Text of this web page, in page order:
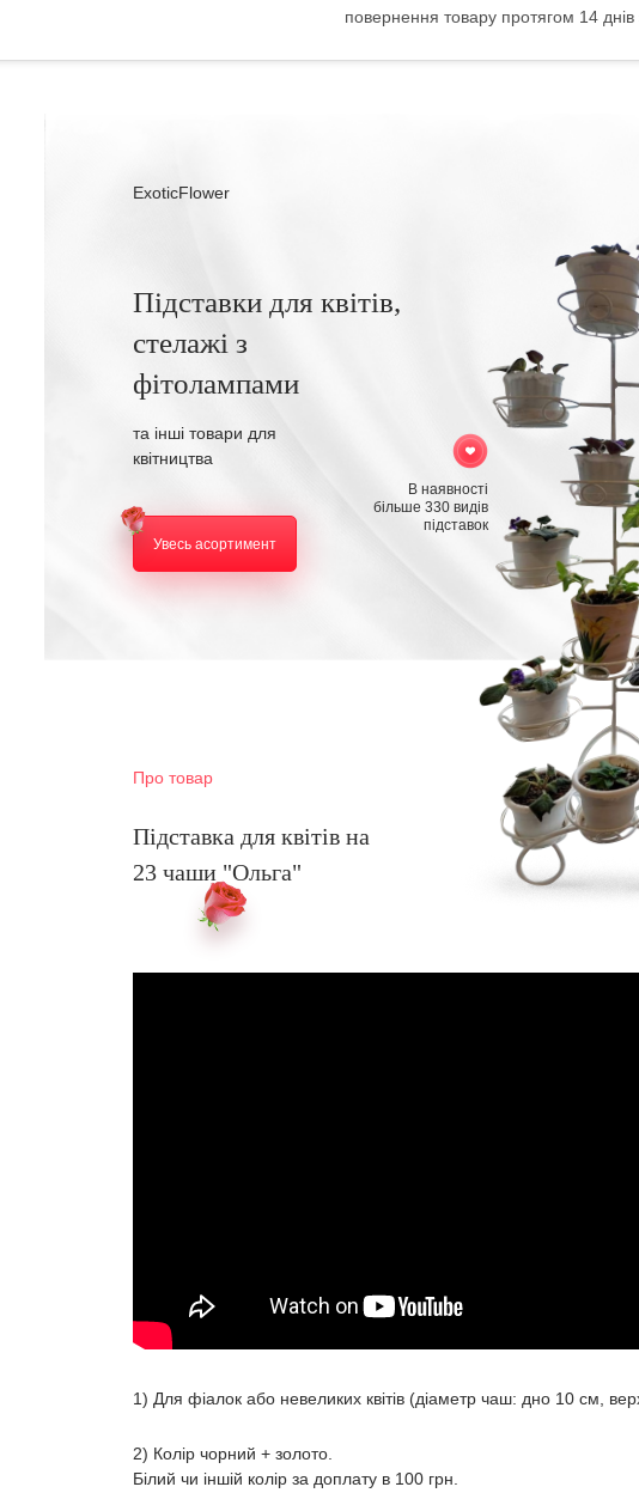
повернення товару протягом 14 днів
ExoticFlower
Підставки для квітів,
стелажі з
фітолампами
та інші товари для
квітництва
Увесь асортимент
В наявності
більше 330 видів
підставок
Про товар
Підставка для квітів на
23 чаши "Ольга"
1) Для фіалок або невеликих квітів (діаметр чаш: дно 10 см,
2) Колір чорний + золото.
Білий чи іншій колір за доплату в 100 грн.